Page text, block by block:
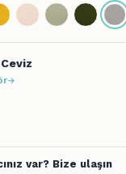
var? Bize ulaşın